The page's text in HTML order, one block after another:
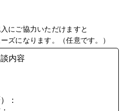
にご協力いただけますと
ズになります。（任意です。）